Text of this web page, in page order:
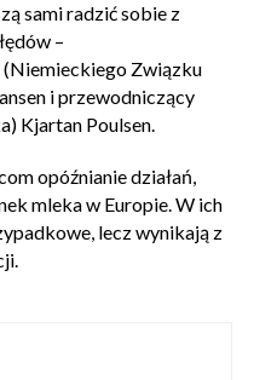
sami radzić sobie z
–
Związku
i przewodniczący
Kjartan Poulsen.
opóźnianie działań,
mleka w Europie. W ich
lecz wynikają z